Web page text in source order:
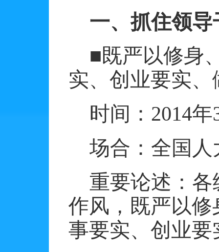
一、抓住领
■既严以修身
实、创业要实、
时间： 2014年
场合：全国
重要论述：
作风，既严以
事要实、创业